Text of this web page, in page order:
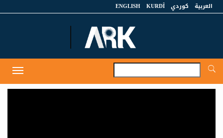
العربية كوردي KURDÎ
ENGLISH
Toggle
navigation